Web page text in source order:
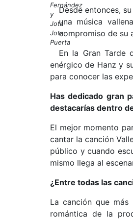
Fernández
y
Jota
Jota
Puerta
Desde entonces,
una música
compromiso de su
En la Gran Tarde
enérgico de Hanz y
para conocer las
Has dedicado gran
destacarías dentro
El mejor momento
cantar la canción
público y cuando
mismo llega al
¿Entre todas las
La canción que
romántica de la